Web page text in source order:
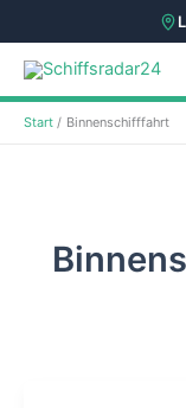
Zum
Inhalt
springen
Start Binnenschifffahrt